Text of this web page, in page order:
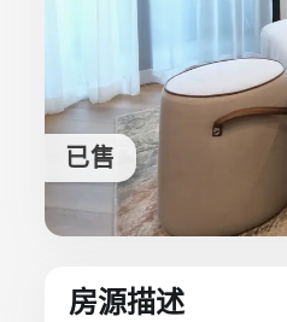
已售
房源描述